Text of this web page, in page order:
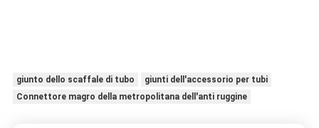
giunto dello scaffale di tubo
giunti dell'accessorio per tubi
Connettore magro della metropolitana dell'anti ruggine